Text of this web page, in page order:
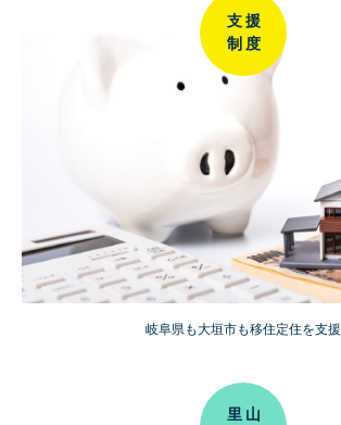
支援
制度
岐阜県も大垣市も移住定住を支援
里山